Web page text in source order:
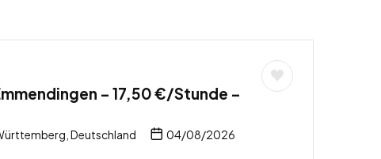
– 17,50 €/Stunde –
Deutschland 04/08/2026